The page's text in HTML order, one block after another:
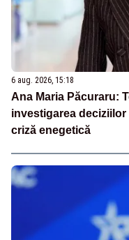
6 aug. 2026, 15:18
Ana Maria Păcuraru:
investigarea
criză enegetică